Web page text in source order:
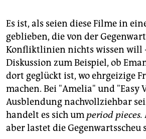
Es ist, als seien diese Filme in
geblieben, die von der
Konfliktlinien nichts wissen will
Diskussion zum Beispiel, ob
dort geglückt ist, wo ehrgeizige
machen. Bei "Amelia" und "Easy
Ausblendung nachvollziehbar
handelt es sich um period pieces.
aber lastet die Gegenwartsscheu